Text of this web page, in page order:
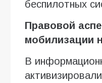
беспилотных
Правовой
мобилизации
В